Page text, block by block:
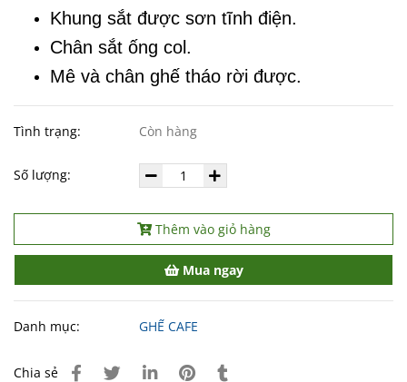
Khung sắt được sơn tĩnh điện.
Chân sắt ống col.
Mê và chân ghế tháo rời được.
Tình trạng: Còn hàng
Số lượng:
Thêm vào giỏ hàng
Mua ngay
Danh mục: GHẾ CAFE
Chia sẻ